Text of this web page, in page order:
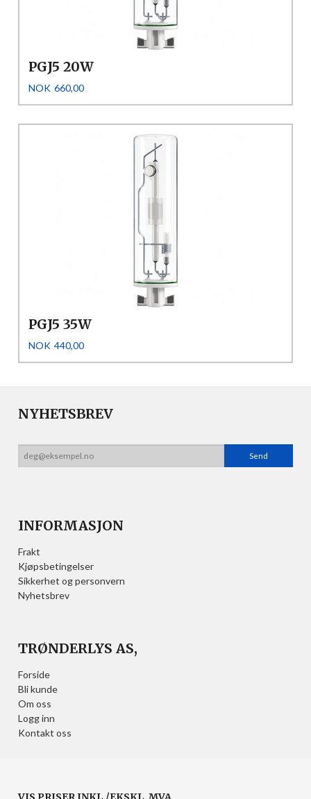
PGJ5 20W
Pris
NOK 660,00
PGJ5 35W
Pris
NOK 440,00
NYHETSBREV
INFORMASJON
Frakt
Kjøpsbetingelser
Sikkerhet og personvern
Nyhetsbrev
TRØNDERLYS AS,
Forside
Bli kunde
Om oss
Logg inn
Kontakt oss